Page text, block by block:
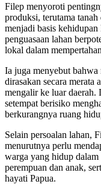
Filep menyoroti
produksi, terutama
menjadi basis
penguasaan lahan
lokal dalam
Ia juga menyebut
dirasakan secara
mengalir ke luar daerah.
setempat berisiko
berkurangnya ruang
Selain persoalan lahan,
menurutnya perlu
warga yang hidup
perempuan dan anak,
hayati Papua.